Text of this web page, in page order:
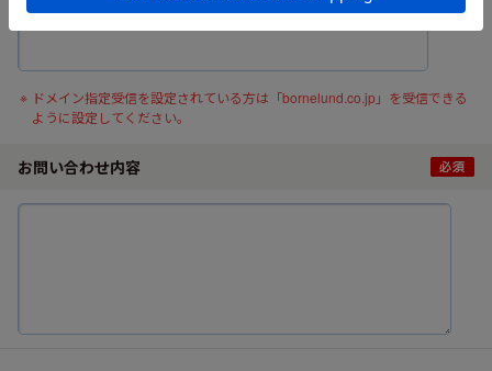
確認の為、メールアドレスを再度入力してください。
ドメイン指定受信を設定されている方は「bornelund.co.jp」を受信できる
ように設定してください。
お問い合わせ内容